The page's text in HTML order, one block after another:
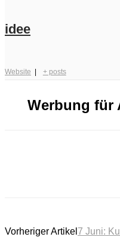
idee
Website + posts
Werbung für
Vorheriger Artikel 7 Juni: